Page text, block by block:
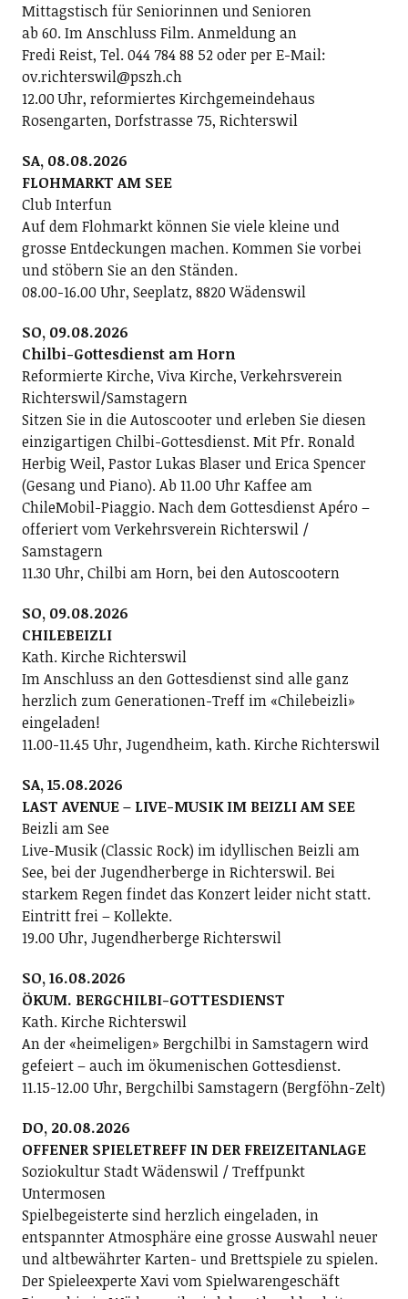
Mittagstisch für Seniorinnen und Senioren
ab 60. Im Anschluss Film. Anmeldung an
Fredi Reist, Tel. 044 784 88 52 oder per E-Mail:
ov.richterswil@pszh.ch
12.00 Uhr, reformiertes Kirchgemeindehaus
Rosengarten, Dorfstrasse 75, Richterswil
SA, 08.08.2026
FLOHMARKT AM SEE
Club Interfun
Auf dem Flohmarkt können Sie viele kleine und
grosse Entdeckungen machen. Kommen Sie vorbei
und stöbern Sie an den Ständen.
08.00-16.00 Uhr, Seeplatz, 8820 Wädenswil
SO, 09.08.2026
Chilbi-Gottesdienst am Horn
Reformierte Kirche, Viva Kirche, Verkehrsverein
Richterswil/Samstagern
Sitzen Sie in die Autoscooter und erleben Sie diesen
einzigartigen Chilbi-Gottesdienst. Mit Pfr. Ronald
Herbig Weil, Pastor Lukas Blaser und Erica Spencer
(Gesang und Piano). Ab 11.00 Uhr Kaffee am
ChileMobil-Piaggio. Nach dem Gottesdienst Apéro –
offeriert vom Verkehrsverein Richterswil /
Samstagern
11.30 Uhr, Chilbi am Horn, bei den Autoscootern
SO, 09.08.2026
CHILEBEIZLI
Kath. Kirche Richterswil
Im Anschluss an den Gottesdienst sind alle ganz
herzlich zum Generationen-Treff im «Chilebeizli»
eingeladen!
11.00-11.45 Uhr, Jugendheim, kath. Kirche Richterswil
SA, 15.08.2026
LAST AVENUE – LIVE-MUSIK IM BEIZLI AM SEE
Beizli am See
Live-Musik (Classic Rock) im idyllischen Beizli am
See, bei der Jugendherberge in Richterswil. Bei
starkem Regen findet das Konzert leider nicht statt.
Eintritt frei – Kollekte.
19.00 Uhr, Jugendherberge Richterswil
SO, 16.08.2026
ÖKUM. BERGCHILBI-GOTTESDIENST
Kath. Kirche Richterswil
An der «heimeligen» Bergchilbi in Samstagern wird
gefeiert – auch im ökumenischen Gottesdienst.
11.15-12.00 Uhr, Bergchilbi Samstagern (Bergföhn-Zelt)
DO, 20.08.2026
OFFENER SPIELETREFF IN DER FREIZEITANLAGE
Soziokultur Stadt Wädenswil / Treffpunkt
Untermosen
Spielbegeisterte sind herzlich eingeladen, in
entspannter Atmosphäre eine grosse Auswahl neuer
und altbewährter Karten- und Brettspiele zu spielen.
Der Spieleexperte Xavi vom Spielwarengeschäft